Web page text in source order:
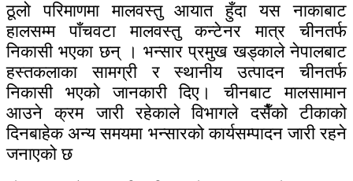
ठूलो परिमाणमा मालवस्तु आयात हुँदा यस नाकाबाट
हालसम्म पाँचवटा मालवस्तु कन्टेनर मात्र चीनतर्फ
निकासी भएका छन् । भन्सार प्रमुख खड्काले नेपालबाट
हस्तकलाका सामग्री र स्थानीय उत्पादन चीनतर्फ
निकासी भएको जानकारी दिए। चीनबाट मालसामान
आउने क्रम जारी रहेकाले विभागले दसैँको टीकाको
दिनबाहेक अन्य समयमा भन्सारको कार्यसम्पादन जारी रहने
जनाएको छ